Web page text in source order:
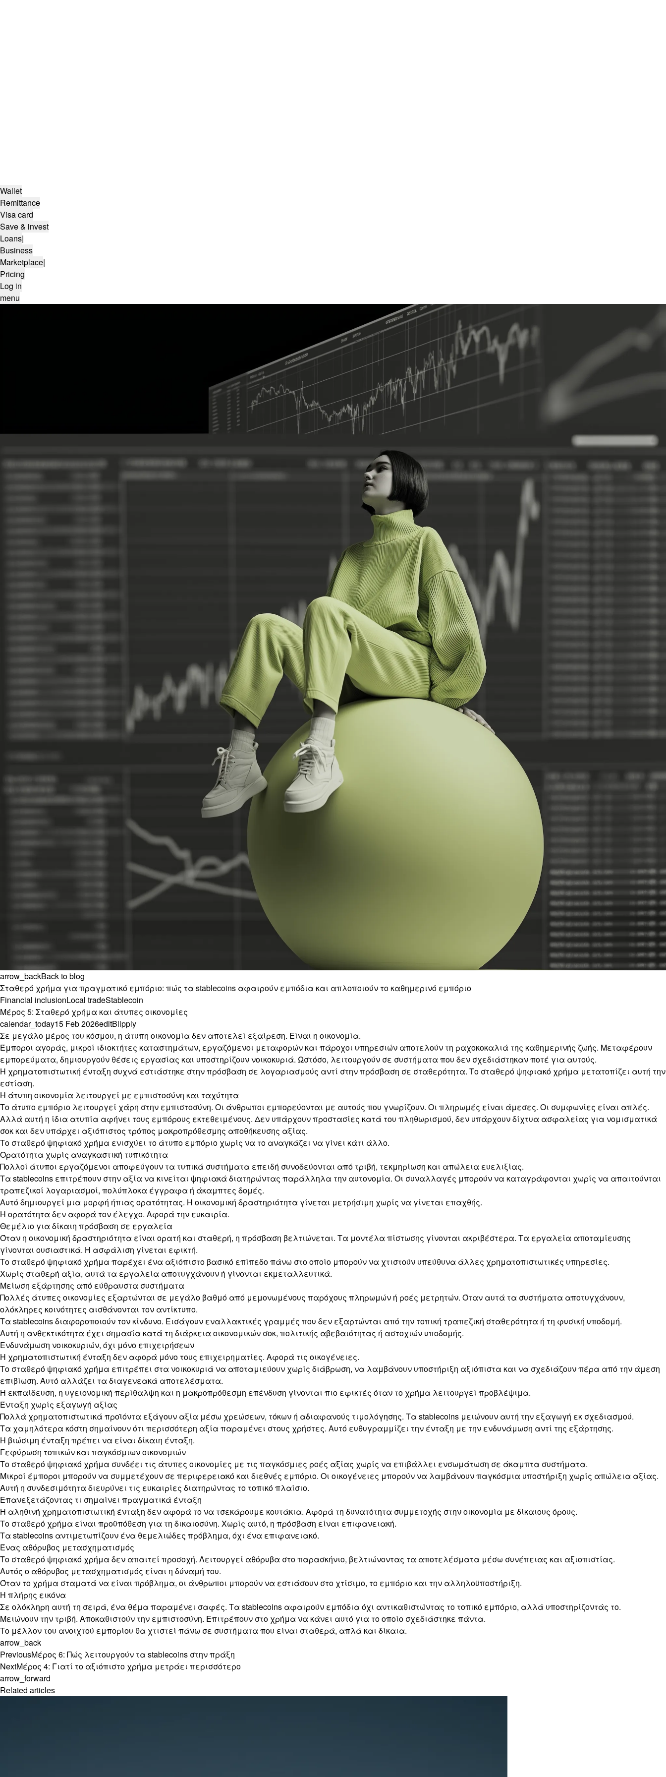
Wallet
Remittance
Visa card
Save & invest
Loans|
Business
Marketplace|
Pricing
Log in
menu
arrow_backBack to blog
Σταθερό χρήμα για πραγματικό εμπόριο: πώς τα stablecoins αφαιρούν εμπόδια και απλοποιούν το καθημερινό εμπόριο
Financial inclusionLocal tradeStablecoin
Μέρος 5: Σταθερό χρήμα και άτυπες οικονομίες
calendar_today15 Feb 2026editBlipply
Σε μεγάλο μέρος του κόσμου, η άτυπη οικονομία δεν αποτελεί εξαίρεση. Είναι η οικονομία.
Έμποροι αγοράς, μικροί ιδιοκτήτες καταστημάτων, εργαζόμενοι μεταφορών και πάροχοι υπηρεσιών αποτελούν τη ραχοκοκαλιά της καθημερινής ζωής. Μεταφέρουν
εμπορεύματα, δημιουργούν θέσεις εργασίας και υποστηρίζουν νοικοκυριά. Ωστόσο, λειτουργούν σε συστήματα που δεν σχεδιάστηκαν ποτέ για αυτούς.
Η χρηματοπιστωτική ένταξη συχνά εστιάστηκε στην πρόσβαση σε λογαριασμούς αντί στην πρόσβαση σε σταθερότητα. Το σταθερό ψηφιακό χρήμα μετατοπίζει αυτή την
εστίαση.
Η άτυπη οικονομία λειτουργεί με εμπιστοσύνη και ταχύτητα
Το άτυπο εμπόριο λειτουργεί χάρη στην εμπιστοσύνη. Οι άνθρωποι εμπορεύονται με αυτούς που γνωρίζουν. Οι πληρωμές είναι άμεσες. Οι συμφωνίες είναι απλές.
Αλλά αυτή η ίδια ατυπία αφήνει τους εμπόρους εκτεθειμένους. Δεν υπάρχουν προστασίες κατά του πληθωρισμού, δεν υπάρχουν δίχτυα ασφαλείας για νομισματικά
σοκ και δεν υπάρχει αξιόπιστος τρόπος μακροπρόθεσμης αποθήκευσης αξίας.
Το σταθερό ψηφιακό χρήμα ενισχύει το άτυπο εμπόριο χωρίς να το αναγκάζει να γίνει κάτι άλλο.
Ορατότητα χωρίς αναγκαστική τυπικότητα
Πολλοί άτυποι εργαζόμενοι αποφεύγουν τα τυπικά συστήματα επειδή συνοδεύονται από τριβή, τεκμηρίωση και απώλεια ευελιξίας.
Τα stablecoins επιτρέπουν στην αξία να κινείται ψηφιακά διατηρώντας παράλληλα την αυτονομία. Οι συναλλαγές μπορούν να καταγράφονται χωρίς να απαιτούνται
τραπεζικοί λογαριασμοί, πολύπλοκα έγγραφα ή άκαμπτες δομές.
Αυτό δημιουργεί μια μορφή ήπιας ορατότητας. Η οικονομική δραστηριότητα γίνεται μετρήσιμη χωρίς να γίνεται επαχθής.
Η ορατότητα δεν αφορά τον έλεγχο. Αφορά την ευκαιρία.
Θεμέλιο για δίκαιη πρόσβαση σε εργαλεία
Όταν η οικονομική δραστηριότητα είναι ορατή και σταθερή, η πρόσβαση βελτιώνεται. Τα μοντέλα πίστωσης γίνονται ακριβέστερα. Τα εργαλεία αποταμίευσης
γίνονται ουσιαστικά. Η ασφάλιση γίνεται εφικτή.
Το σταθερό ψηφιακό χρήμα παρέχει ένα αξιόπιστο βασικό επίπεδο πάνω στο οποίο μπορούν να χτιστούν υπεύθυνα άλλες χρηματοπιστωτικές υπηρεσίες.
Χωρίς σταθερή αξία, αυτά τα εργαλεία αποτυγχάνουν ή γίνονται εκμεταλλευτικά.
Μείωση εξάρτησης από εύθραυστα συστήματα
Πολλές άτυπες οικονομίες εξαρτώνται σε μεγάλο βαθμό από μεμονωμένους παρόχους πληρωμών ή ροές μετρητών. Όταν αυτά τα συστήματα αποτυγχάνουν,
ολόκληρες κοινότητες αισθάνονται τον αντίκτυπο.
Τα stablecoins διαφοροποιούν τον κίνδυνο. Εισάγουν εναλλακτικές γραμμές που δεν εξαρτώνται από την τοπική τραπεζική σταθερότητα ή τη φυσική υποδομή.
Αυτή η ανθεκτικότητα έχει σημασία κατά τη διάρκεια οικονομικών σοκ, πολιτικής αβεβαιότητας ή αστοχιών υποδομής.
Ενδυνάμωση νοικοκυριών, όχι μόνο επιχειρήσεων
Η χρηματοπιστωτική ένταξη δεν αφορά μόνο τους επιχειρηματίες. Αφορά τις οικογένειες.
Το σταθερό ψηφιακό χρήμα επιτρέπει στα νοικοκυριά να αποταμιεύουν χωρίς διάβρωση, να λαμβάνουν υποστήριξη αξιόπιστα και να σχεδιάζουν πέρα από την άμεση
επιβίωση. Αυτό αλλάζει τα διαγενεακά αποτελέσματα.
Η εκπαίδευση, η υγειονομική περίθαλψη και η μακροπρόθεσμη επένδυση γίνονται πιο εφικτές όταν το χρήμα λειτουργεί προβλέψιμα.
Ένταξη χωρίς εξαγωγή αξίας
Πολλά χρηματοπιστωτικά προϊόντα εξάγουν αξία μέσω χρεώσεων, τόκων ή αδιαφανούς τιμολόγησης. Τα stablecoins μειώνουν αυτή την εξαγωγή εκ σχεδιασμού.
Τα χαμηλότερα κόστη σημαίνουν ότι περισσότερη αξία παραμένει στους χρήστες. Αυτό ευθυγραμμίζει την ένταξη με την ενδυνάμωση αντί της εξάρτησης.
Η βιώσιμη ένταξη πρέπει να είναι δίκαιη ένταξη.
Γεφύρωση τοπικών και παγκόσμιων οικονομιών
Το σταθερό ψηφιακό χρήμα συνδέει τις άτυπες οικονομίες με τις παγκόσμιες ροές αξίας χωρίς να επιβάλλει ενσωμάτωση σε άκαμπτα συστήματα.
Μικροί έμποροι μπορούν να συμμετέχουν σε περιφερειακό και διεθνές εμπόριο. Οι οικογένειες μπορούν να λαμβάνουν παγκόσμια υποστήριξη χωρίς απώλεια αξίας.
Αυτή η συνδεσιμότητα διευρύνει τις ευκαιρίες διατηρώντας το τοπικό πλαίσιο.
Επανεξετάζοντας τι σημαίνει πραγματικά ένταξη
Η αληθινή χρηματοπιστωτική ένταξη δεν αφορά το να τσεκάρουμε κουτάκια. Αφορά τη δυνατότητα συμμετοχής στην οικονομία με δίκαιους όρους.
Το σταθερό χρήμα είναι προϋπόθεση για τη δικαιοσύνη. Χωρίς αυτό, η πρόσβαση είναι επιφανειακή.
Τα stablecoins αντιμετωπίζουν ένα θεμελιώδες πρόβλημα, όχι ένα επιφανειακό.
Ένας αθόρυβος μετασχηματισμός
Το σταθερό ψηφιακό χρήμα δεν απαιτεί προσοχή. Λειτουργεί αθόρυβα στο παρασκήνιο, βελτιώνοντας τα αποτελέσματα μέσω συνέπειας και αξιοπιστίας.
Αυτός ο αθόρυβος μετασχηματισμός είναι η δύναμή του.
Όταν το χρήμα σταματά να είναι πρόβλημα, οι άνθρωποι μπορούν να εστιάσουν στο χτίσιμο, το εμπόριο και την αλληλοϋποστήριξη.
Η πλήρης εικόνα
Σε ολόκληρη αυτή τη σειρά, ένα θέμα παραμένει σαφές. Τα stablecoins αφαιρούν εμπόδια όχι αντικαθιστώντας το τοπικό εμπόριο, αλλά υποστηρίζοντάς το.
Μειώνουν την τριβή. Αποκαθιστούν την εμπιστοσύνη. Επιτρέπουν στο χρήμα να κάνει αυτό για το οποίο σχεδιάστηκε πάντα.
Το μέλλον του ανοιχτού εμπορίου θα χτιστεί πάνω σε συστήματα που είναι σταθερά, απλά και δίκαια.
arrow_back
PreviousΜέρος 6: Πώς λειτουργούν τα stablecoins στην πράξη
NextΜέρος 4: Γιατί το αξιόπιστο χρήμα μετράει περισσότερο
arrow_forward
Related articles